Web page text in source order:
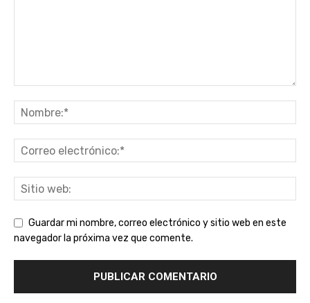
Guardar mi nombre, correo electrónico y sitio web en este
navegador la próxima vez que comente.